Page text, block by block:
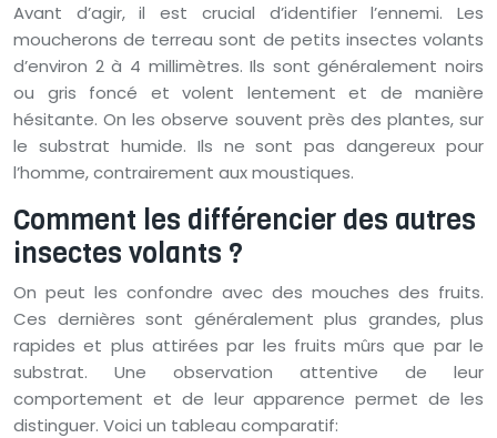
Avant d’agir, il est crucial d’identifier l’ennemi. Les
moucherons de terreau sont de petits insectes volants
d’environ 2 à 4 millimètres. Ils sont généralement noirs
ou gris foncé et volent lentement et de manière
hésitante. On les observe souvent près des plantes, sur
le substrat humide. Ils ne sont pas dangereux pour
l’homme, contrairement aux moustiques.
Comment les différencier des autres
insectes volants ?
On peut les confondre avec des mouches des fruits.
Ces dernières sont généralement plus grandes, plus
rapides et plus attirées par les fruits mûrs que par le
substrat. Une observation attentive de leur
comportement et de leur apparence permet de les
distinguer. Voici un tableau comparatif: